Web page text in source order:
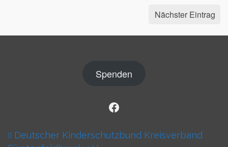
Nächster Eintrag
Spenden
Facebook
Deutscher Kinderschutzbund Kreisverband